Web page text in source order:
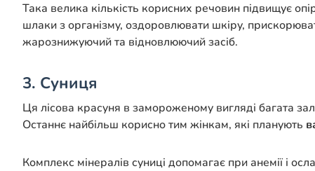
Така велика кількість корисних речовин підвищує
шлаки з організму, оздоровлювати шкіру,
жарознижуючий та відновлюючий засіб.
3. Суниця
Ця лісова красуня в замороженому вигляді багата
Останнє найбільш корисно тим жінкам, які планують
Комплекс мінералів суниці допомагає при анемії і